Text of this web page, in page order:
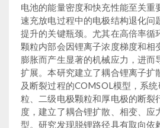
电池的能量密度和快充性能至关重
速充放电过程中的电极结构退化问
提升的关键瓶颈。尤其在高倍率循
颗粒内部会因锂离子浓度梯度和相
膨胀而产生显著的机械应力，进而
扩展。本研究建立了耦合锂离子扩
及断裂过程的COMSOL模型，系
粒、二级电极颗粒和厚电极的断裂
度，建立了耦合锂扩散、相变、应
型。研究发现脱锂路径具有取向依